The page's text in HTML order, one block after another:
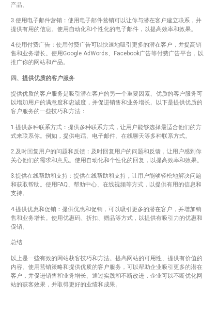
产品。
3.使用电子邮件营销：使用电子邮件营销可以让你与潜在客户建立联系，并
提供有用的信息。使用自动化和个性化的电子邮件，以提高效率和效果。
4.使用付费广告：使用付费广告可以快速地吸引更多的潜在客户，并提高销
售和业务增长。使用Google AdWords、Facebook广告等付费广告平台，以
推广你的网站和产品。
四、提供优质的客户服务
提供优质的客户服务是吸引潜在客户的另一个重要因素。优质的客户服务可
以增加用户的满意度和忠诚度，并促进销售和业务增长。以下是提供优质的
客户服务的一些技巧和方法：
1.提供多种联系方式：提供多种联系方式，让用户能够选择最适合他们的方
式来联系你。例如，提供电话、电子邮件、在线聊天等多种联系方式。
2.及时回复用户的问题和反馈：及时回复用户的问题和反馈，让用户感到你
关心他们的需求和意见。使用自动化和个性化的回复，以提高效率和效果。
3.提供在线帮助和支持：提供在线帮助和支持，让用户能够轻松地解决问题
和获取帮助。使用FAQ、帮助中心、在线视频等方式，以提供有用的信息和
支持。
4.提供优惠和促销：提供优惠和促销，可以吸引更多的潜在客户，并增加销
售和业务增长。使用优惠码、折扣、赠品等方式，以提供有吸引力的优惠和
促销。
总结
以上是一些有效的网站获客技巧和方法。提高网站的可用性、提供有价值的
内容、使用营销策略和提供优质的客户服务，可以帮助企业吸引更多的潜在
客户，并促进销售和业务增长。通过实践和不断改进，企业可以不断优化网
站的获客效果，并取得更好的业绩和成果。